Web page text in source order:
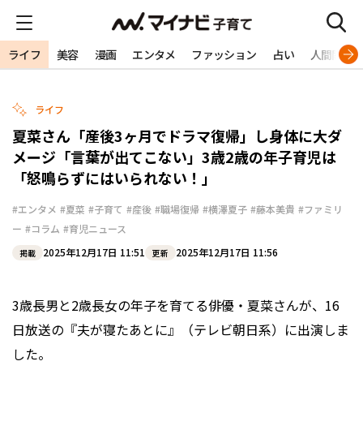
ライフ 美容 漫画 エンタメ ファッション 占い 人間関係
ライフ
夏菜さん「産後3ヶ月でドラマ復帰」し身体に大ダ
メージ「言葉が出てこない」3歳2歳の年子育児は
「怒鳴らずにはいられない！」
#エンタメ #夏菜 #子育て #産後 #職場復帰 #横澤夏子 #藤本美貴 #ファミリ
ー #コラム #育児ニュース
掲載 2025年12月17日 11:51 更新 2025年12月17日 11:56
3歳長男と2歳長女の年子を育てる俳優・夏菜さんが、16
日放送の『夫が寝たあとに』（テレビ朝日系）に出演しま
した。